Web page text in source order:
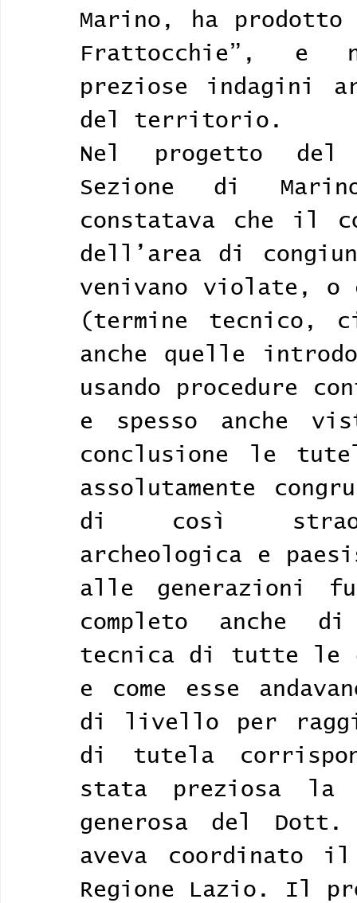
Marino, ha
Frattocchie”, e
preziose indagini
del territorio.
Nel progetto del
Sezione di
constatava che il
dell’area di
venivano violate, o
(termine tecnico,
anche quelle
usando procedure
e spesso anche
conclusione le
assolutamente
di così
archeologica e
alle generazioni
completo anche
tecnica di tutte le
e come esse
di livello per
di tutela
stata preziosa la
generosa del Dott.
aveva coordinato il
Regione Lazio. Il